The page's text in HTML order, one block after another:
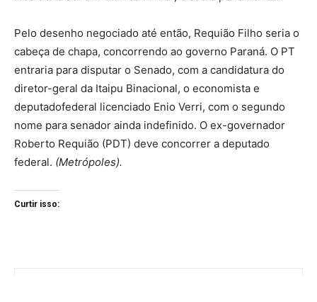
Pelo desenho negociado até então, Requião Filho seria o
cabeça de chapa, concorrendo ao governo Paraná. O PT
entraria para disputar o Senado, com a candidatura do
diretor-geral da Itaipu Binacional, o economista e
deputadofederal licenciado Enio Verri, com o segundo
nome para senador ainda indefinido. O ex-governador
Roberto Requião (PDT) deve concorrer a deputado
federal. (Metrópoles).
Curtir isso: